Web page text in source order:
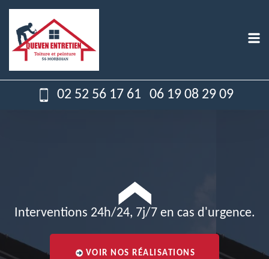
02 52 56 17 61 06 19 08 29 09
Interventions 24h/24, 7j/7 en cas d'urgence.
VOIR NOS RÉALISATIONS